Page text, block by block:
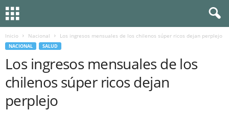
Inicio Nacional Los ingresos mensuales de los chilenos súper ricos dejan perplejo
NACIONAL SALUD
Los ingresos mensuales de los
chilenos súper ricos dejan
perplejo